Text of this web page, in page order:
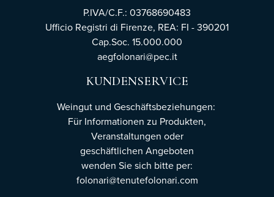
P.IVA/C.F.: 03768690483
Ufficio Registri di Firenze, REA: FI - 390201
Cap.Soc. 15.000.000
aegfolonari@pec.it
KUNDENSERVICE
Weingut und Geschäftsbeziehungen:
Für Informationen zu Produkten,
Veranstaltungen oder
geschäftlichen Angeboten
wenden Sie sich bitte per:
folonari@tenutefolonari.com